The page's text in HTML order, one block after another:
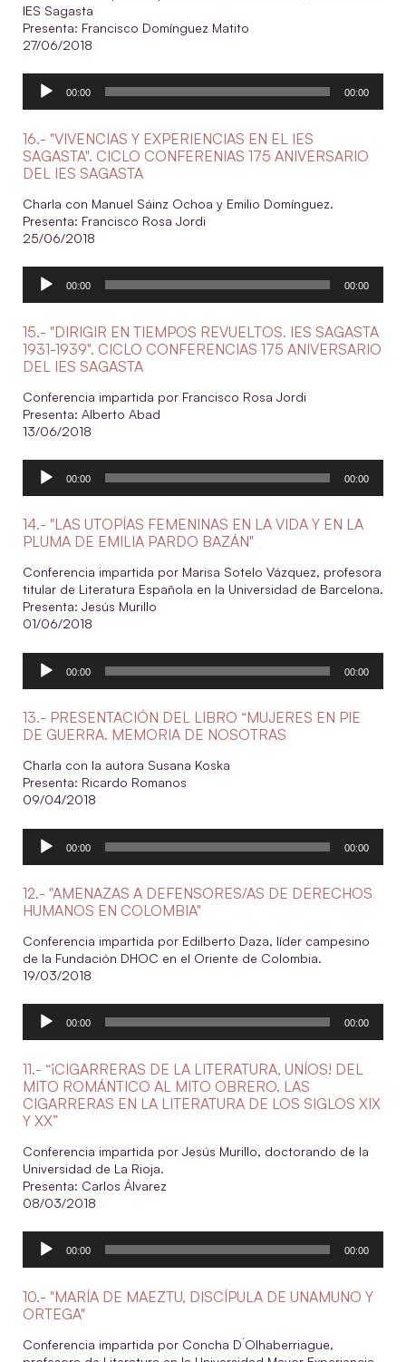
IES Sagasta
Presenta: Francisco Domínguez Matito
27/06/2018
Reproductor
00:00 00:00
16.- "VIVENCIAS Y EXPERIENCIAS EN EL IES
SAGASTA". CICLO CONFERENIAS 175 ANIVERSARIO
DEL IES SAGASTA
Charla con Manuel Sáinz Ochoa y Emilio Domínguez.
Presenta: Francisco Rosa Jordi
25/06/2018
Reproductor
00:00 00:00
15.- "DIRIGIR EN TIEMPOS REVUELTOS. IES SAGASTA
1931-1939". CICLO CONFERENCIAS 175 ANIVERSARIO
DEL IES SAGASTA
Conferencia impartida por Francisco Rosa Jordi
Presenta: Alberto Abad
13/06/2018
Reproductor
00:00 00:00
14.- "LAS UTOPÍAS FEMENINAS EN LA VIDA Y EN LA
PLUMA DE EMILIA PARDO BAZÁN"
Conferencia impartida por Marisa Sotelo Vázquez, profesora
titular de Literatura Española en la Universidad de Barcelona.
Presenta: Jesús Murillo
01/06/2018
Reproductor
00:00 00:00
13.- PRESENTACIÓN DEL LIBRO “MUJERES EN PIE
DE GUERRA. MEMORIA DE NOSOTRAS
Charla con la autora Susana Koska
Presenta: Ricardo Romanos
09/04/2018
Reproductor
00:00 00:00
12.- "AMENAZAS A DEFENSORES/AS DE DERECHOS
HUMANOS EN COLOMBIA"
Conferencia impartida por Edilberto Daza, líder campesino
de la Fundación DHOC en el Oriente de Colombia.
19/03/2018
Reproductor
00:00 00:00
11.- “¡CIGARRERAS DE LA LITERATURA, UNÍOS! DEL
MITO ROMÁNTICO AL MITO OBRERO. LAS
CIGARRERAS EN LA LITERATURA DE LOS SIGLOS XIX
Y XX”
Conferencia impartida por Jesús Murillo, doctorando de la
Universidad de La Rioja.
Presenta: Carlos Álvarez
08/03/2018
Reproductor
00:00 00:00
10.- "MARÍA DE MAEZTU, DISCÍPULA DE UNAMUNO Y
ORTEGA"
Conferencia impartida por Concha D´Olhaberriague,